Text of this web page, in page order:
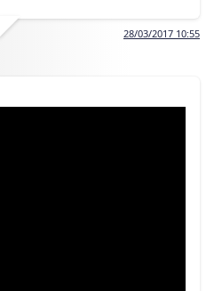
28/03/2017 10:55